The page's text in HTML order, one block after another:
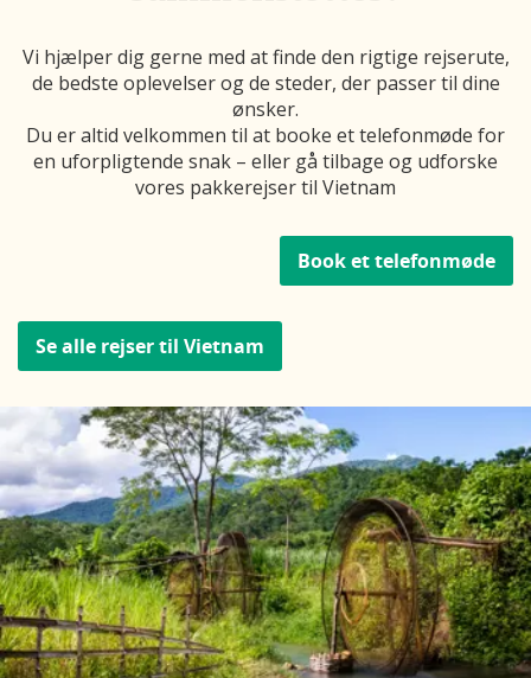
Vi hjælper dig gerne med at finde den rigtige rejserute,
de bedste oplevelser og de steder, der passer til dine
ønsker.
Du er altid velkommen til at booke et telefonmøde for
en uforpligtende snak – eller gå tilbage og udforske
vores pakkerejser til Vietnam
Book et telefonmøde
Se alle rejser til Vietnam